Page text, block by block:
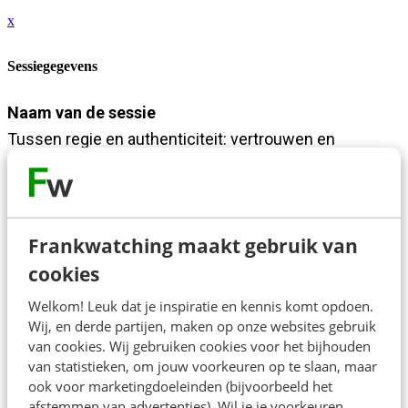
Frankwatching maakt gebruik van
cookies
Welkom! Leuk dat je inspiratie en kennis komt opdoen.
Wij, en derde partijen, maken op onze websites gebruik
van cookies. Wij gebruiken cookies voor het bijhouden
van statistieken, om jouw voorkeuren op te slaan, maar
ook voor marketingdoeleinden (bijvoorbeeld het
x
Sessiegegevens
Naam van de sessie
Tussen regie en authenticiteit: vertrouwen en
verbinding bij de politie
Tijd
15:00 - 15:50
Beschrijving
Hoe bouw je vertrouwen en verbinding in een
samenleving die steeds digitaler, kritischer en sneller
wordt? En hoe doe je dat als organisatie die moet
opereren binnen duidelijke wettelijke kaders en met
landelijke regie? In deze sessie neemt Thess je mee